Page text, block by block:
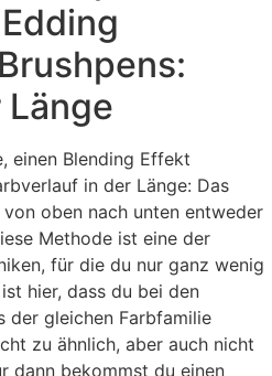
einen Blending Effekt
in der Länge: Das
oben nach unten entweder
Methode ist eine der
für die du nur ganz wenig
hier, dass du bei den
der gleichen Farbfamilie
zu ähnlich, aber auch nicht
dann bekommst du einen